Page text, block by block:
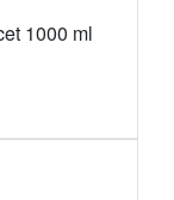
1000 ml